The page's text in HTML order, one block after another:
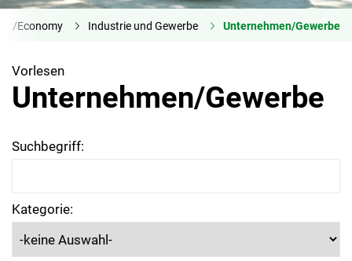
Economy Industrie und Gewerbe Unternehmen/Gewerbe
Vorlesen
Unternehmen/Gewerbe
Suchbegriff:
Kategorie: